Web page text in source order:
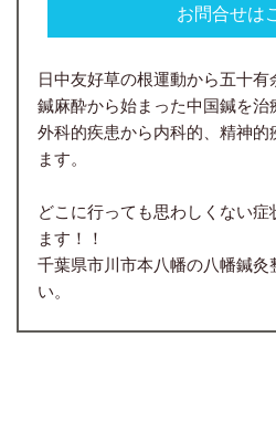
お問合せは
日中友好草の根運動から五十有
鍼麻酔から始まった中国鍼を治
外科的疾患から内科的、精神
ます。
どこに行っても思わしくない症
ます！！
千葉県市川市本八幡の八幡鍼灸
い。